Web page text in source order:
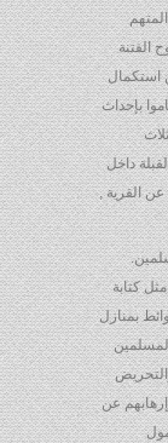
الفتنة
استكمال
بإحداث
داخل
عن القرية ,
كتابة
بمنازل
عن